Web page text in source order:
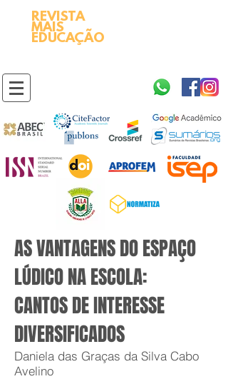
REVISTA
MAIS
EDUCAÇÃO
AS VANTAGENS DO ESPAÇO
LÚDICO NA ESCOLA:
CANTOS DE INTERESSE
DIVERSIFICADOS
Daniela das Graças da Silva Cabo
Avelino